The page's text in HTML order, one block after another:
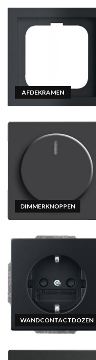
AFDEKRAMEN
DIMMERKNOPPEN
WANDCONTACTDOZEN